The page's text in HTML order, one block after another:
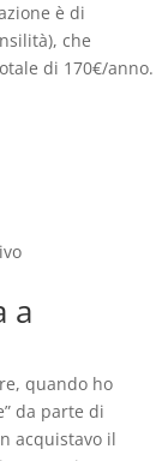
è di
che
di 170€/anno.
a
quando ho
da parte di
acquistavo il